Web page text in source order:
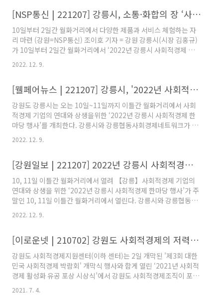
[NSP통신 | 221207] 강릉시, 소통·화합의 장 ‘사회적경제 한마당 행사’ 연다
10일부터 2일간 월화거리에서 다양한 제품과 서비스 체험하는 자
리 마련 (강원=NSP통신) 조이호 기자 = 강원 강릉시(시장 김홍규)
가 10일부터 2일간 월화거리에서 ‘2022년 강릉시 사회적경제 한마
당 행사’를 개최한다. 시와 강릉협동사회경제네트워크(이사장 배재
국)가 주관하는 이번 행사는 사회적경제지원센터 및 사회적경제 10
마련한다. (이하 생략) 강릉시, 소통·화합의 장 ‘사회적경제 한마당
행사’ 연다(정치/사회)-NSP통신 (nspna.com) 강릉시, 소통·화
합의 장 ‘사회적경제 한마당 행사’ 연다(정치/사회) - NSP통신 강원
강릉시(시장 김홍규)가 10일부터 2일간 월화거리에서 ‘2022년 강
릉시 사회적경제 한마당 행사’를 개최..
2022. 12. 9.
[웰페어뉴스 | 221207] 강릉시, '2022년 사회적경제 한마당' 개최
강원도 강릉시는 오는 10일~11일까지 이틀간 월화거리에서 사회
적경제 기업의 연대와 상생을위한 ‘2022년 강릉시 사회적경제 한
마당 행사’를 개최한다. 강릉시와 강릉협동사회경제네트워크가 주
관하는 이번 행사는, 강릉시 사회적경제지원센터와 사회적경제 10
개 기업이 참여해 다양한 제품과 서비스를 체험할 수 있는 자리를
(http://www.welfarenews.net) 강릉시, '2022년 사회적경제
한마당 행사' 개최 < 강원 < 지역네트워크 < 기사본문 - 웰페어뉴스
(welfarenews.net) 강릉시, '2022년 사회적경제 한마당 행사' 개
최 - 웰페어뉴스 강원도 강릉시는 오는 10일~11일까지 이틀간 월
화거리에서 사회적경제 기업의 연대와 상생을위한 ‘202..
2022. 12. 9.
[강원일보 | 221207] 2022년 강릉시 사회적경제 한마당 행사
10, 11일 이틀간 월화거리에서 열려 【강릉】사회적경제 기업의
연대와 상생을 위한 ‘2022년 강릉시 사회적경제 한마당 행사’가 주
말인 10, 11일 이틀간 월화거리에서 열린다. 강릉시와 강릉협동사
회경제네트워크가 주관하는 이번 행사는 강릉시 사회적경제지원센
터 및 사회적경제 10개 기업이 참여하여 다양한 제품과 서비스를
적경제 한마당 행사 - 강원일보 (kwnews.co.kr) 2022년 강릉시
사회적경제 한마당 행사 【강릉】사회적경제 기업의 연대와 상생
을 위한 ‘2022년 강릉시 사회적경제 한마당 행사’가 주말인 10, 11
일 이틀간 월화거리에서 열린다.강릉시와 강릉협동사회경제네트워
크가 주관하... www.kwnews.co.kr
2022. 12. 9.
[이로운넷 | 210702] 강원도 사회적경제의 저력, 광주 사회적경제 박람회에서 드러났다
강원도 사회적경제지원센터(이하 센터)는 2일 개막된 '제3회 대한
민국 사회적경제 박람회' 개막식 행사와 함게 열린 ‘2021년 사회적
경제 활성화 유공 포상 시상식’에서 강원도 사회적경제조직이 포장
1명, 대통령 표창 3명(개소)을 강원도 사회적경제 조직이 수여 받았
다고 밝혔다. 포장 수상자로 선정된 배재국 유한회사 두레건축 대표
2021. 7. 4.